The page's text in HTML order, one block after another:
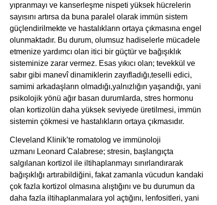
yıpranmayı ve kanserleşme nispeti yüksek hücrelerin
sayısını artırsa da buna paralel olarak immün sistem
güçlendirilmekte ve hastalıkların ortaya çıkmasına engel
olunmaktadır. Bu durum, olumsuz hadiselerle mücadele
etmenize yardımcı olan itici bir güçtür ve bağışıklık
sisteminize zarar vermez. Esas yıkıcı olan; tevekkül ve
sabır gibi manevî dinamiklerin zayıfladığı,teselli edici,
samimi arkadaşların olmadığı,yalnızlığın yaşandığı, yani
psikolojik yönü ağır basan durumlarda, stres hormonu
olan kortizolün daha yüksek seviyede üretilmesi, immün
sistemin çökmesi ve hastalıkların ortaya çıkmasıdır.
Cleveland Klinik’te romatolog ve immünoloji
uzmanı Leonard Calabrese; stresin, başlangıçta
salgılanan kortizol ile iltihaplanmayı sınırlandırarak
bağışıklığı artırabildiğini, fakat zamanla vücudun kandaki
çok fazla kortizol olmasına alıştığını ve bu durumun da
daha fazla iltihaplanmalara yol açtığını, lenfositleri, yani